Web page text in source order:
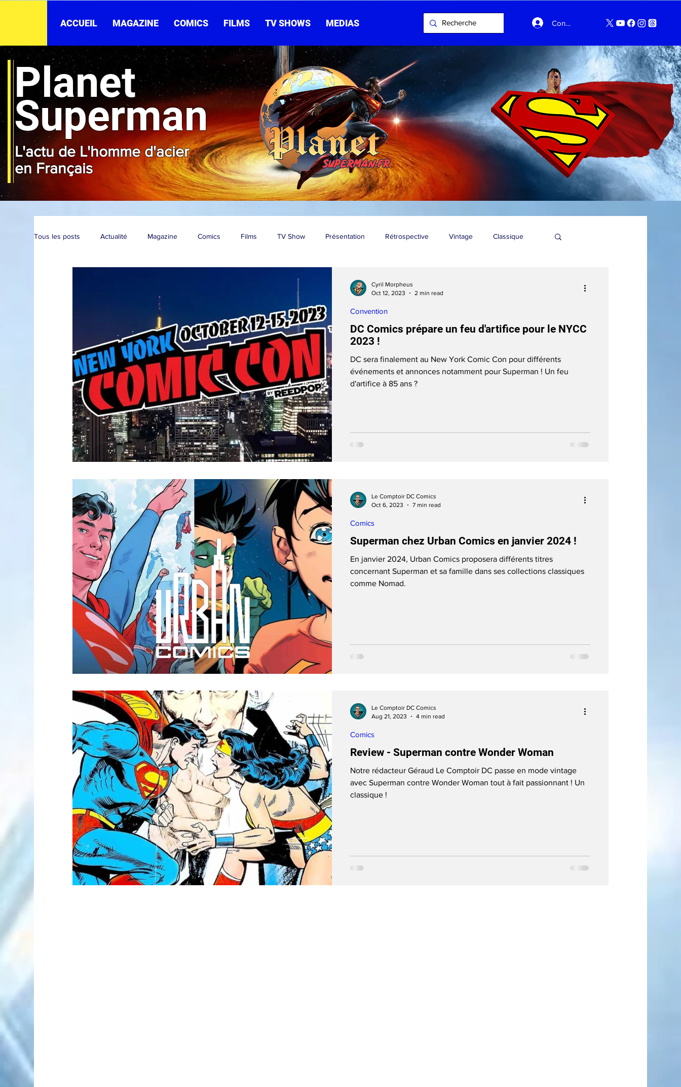
ACCUEIL MAGAZINE COMICS FILMS TV SHOWS MEDIAS Connexion
Planet
Superman
L'actu de L'homme d'acier
en Français
Tous les posts Actualité Magazine Comics Films TV Show Présentation Rétrospective Vintage Classique
DC Comics prépare un feu d'artifice pour le NYCC
2023 !
DC sera finalement au New York Comic Con pour différents
événements et annonces notamment pour Superman ! Un feu
d'artifice à 85 ans ?
Convention
Cyril Morpheus
Oct 12, 2023
2 min read
Superman chez Urban Comics en janvier 2024 !
En janvier 2024, Urban Comics proposera différents titres
concernant Superman et sa famille dans ses collections classiques
comme Nomad.
Comics
Le Comptoir DC Comics
Oct 6, 2023
7 min read
Review - Superman contre Wonder Woman
Notre rédacteur Géraud Le Comptoir DC passe en mode vintage
avec Superman contre Wonder Woman tout à fait passionnant ! Un
classique !
Comics
Le Comptoir DC Comics
Aug 21, 2023
4 min read